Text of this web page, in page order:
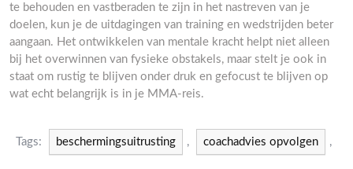
te behouden en vastberaden te zijn in het nastreven van je
doelen, kun je de uitdagingen van training en wedstrijden beter
aangaan. Het ontwikkelen van mentale kracht helpt niet alleen
bij het overwinnen van fysieke obstakels, maar stelt je ook in
staat om rustig te blijven onder druk en gefocust te blijven op
wat echt belangrijk is in je MMA-reis.
Tags: beschermingsuitrusting , coachadvies opvolgen ,